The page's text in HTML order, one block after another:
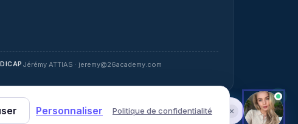
Jérémy ATTIAS · jeremy@26academy.com
Parler avec Sarah
Personnaliser Politique de confidentialité